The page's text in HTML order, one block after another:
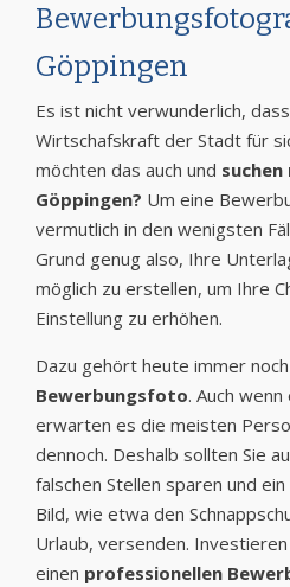
Göppingen
Es ist nicht verwunderlich,
Wirtschafskraft der Stadt für
möchten das auch und suchen
Göppingen? Um eine
vermutlich in den wenigsten
Grund genug also, Ihre
möglich zu erstellen, um Ihre
Einstellung zu erhöhen.
Dazu gehört heute immer
Bewerbungsfoto. Auch
erwarten es die meisten
dennoch. Deshalb sollten Sie
falschen Stellen sparen und
Bild, wie etwa den
Urlaub, versenden.
einen professionellen